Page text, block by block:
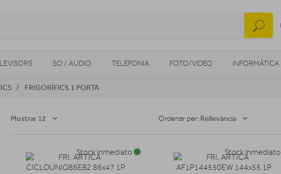
SO / AUDIO TELEFONIA FOTO/VIDEO INFORMÀTICA
MOBILITAT URBANA
FRIGORÍFICS 1 PORTA
Mostrar 12 Ordenar per: Rellevància
Stock inmediato Stock inmediato